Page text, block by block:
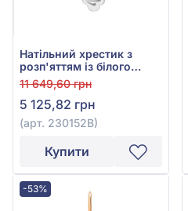
Натільний хрестик з
розп'яттям із білого
золота 585°, арт. 230152В
11 649,60 грн
5 125,82 грн
(арт. 230152В)
Купити
-53%